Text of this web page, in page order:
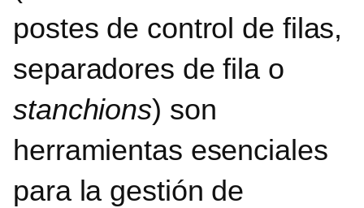
postes de control de filas,
separadores de fila o
stanchions) son
herramientas esenciales
para la gestión de